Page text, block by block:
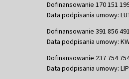
Dofinansowanie 170 151
Data podpisania umowy:
Dofinansowanie 391 856
Data podpisania umowy:
Dofinansowanie 237 754
Data podpisania umowy: